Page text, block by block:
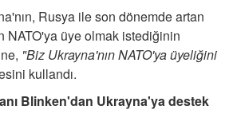
Rusya ile son dönemde artan
NATO'ya üye olmak istediğinin
"Biz Ukrayna'nın NATO'ya üyeliğini
kullandı.
Blinken'dan Ukrayna'ya destek